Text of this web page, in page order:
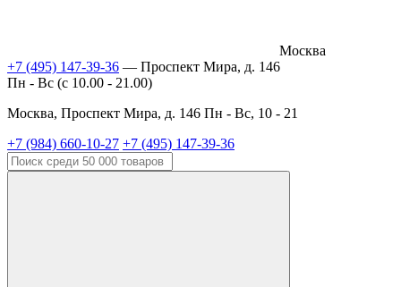
Москва
+7 (495) 147-39-36 — Проспект Мира, д. 146
Пн - Вс (c 10.00 - 21.00)
Москва, Проспект Мира, д. 146 Пн - Вс, 10 - 21
+7 (984) 660-10-27 +7 (495) 147-39-36